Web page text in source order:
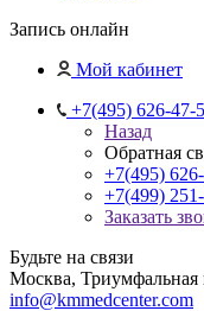
Запись онлайн
Мой кабинет
+7(495) 626-47-
Назад
Обратная
+7(495)
+7(499)
Заказать
Будьте на связи
Москва, Триумфальная
info@kmmedcenter.com